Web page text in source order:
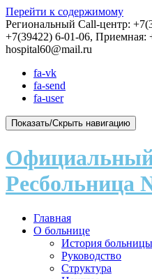
Перейти к содержимому
Региональный Call-центр:
+7(39422) 6-01-06, Приемная:
hospital60@mail.ru
fa-vk
fa-send
fa-user
Показать/Скрыть навигацию
Ресбольница
Главная
О больнице
История больницы
Руководство
Структура